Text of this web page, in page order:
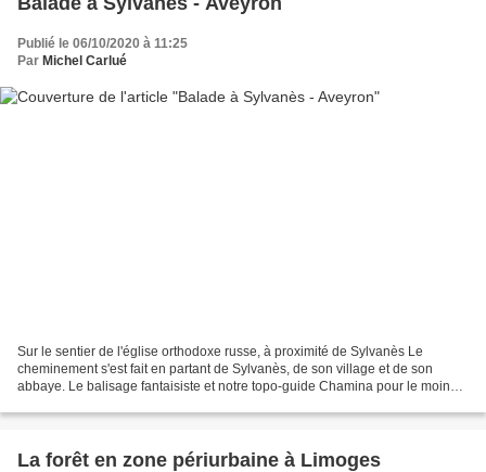
Publié le 06/10/2020 à 11:25
Par Michel Carlué
Sur le sentier de l'église orthodoxe russe, à proximité de Sylvanès Le
cheminement s'est fait en partant de Sylvanès, de son village et de son
abbaye. Le balisage fantaisiste et notre topo-guide Chamina pour le moins
La forêt en zone périurbaine à Limoges